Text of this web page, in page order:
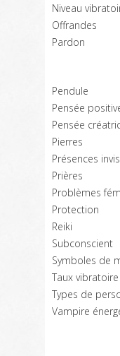
Niveau
Offrandes
Pardon
Pendule
Pensée
Pensée
Pierres
Présences
Prières
Problèmes
Protection
Reiki
Subconscient
Symboles de
Taux vibratoire
Types de
Vampire